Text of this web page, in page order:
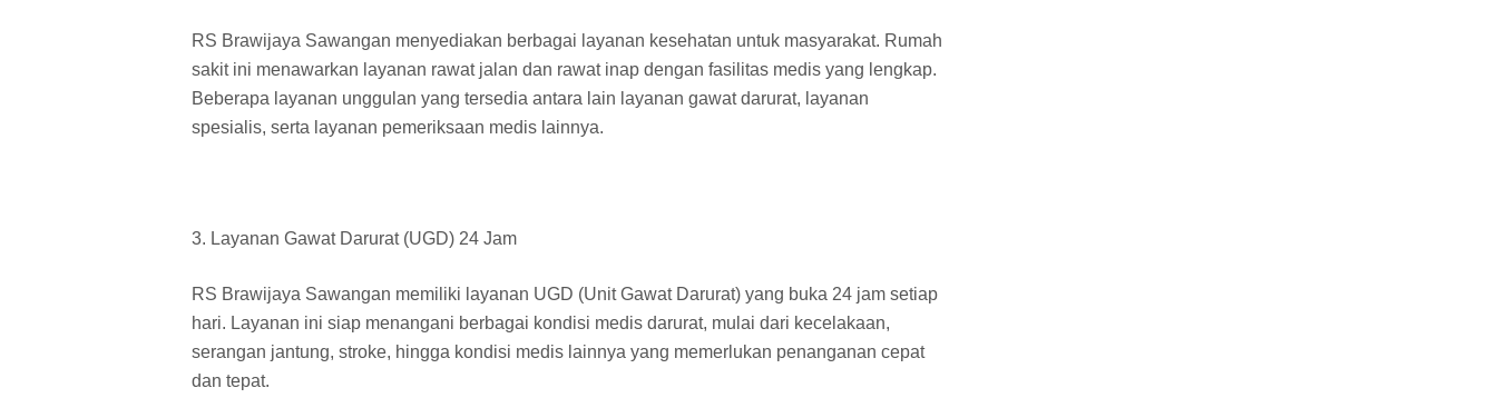
RS Brawijaya Sawangan menyediakan berbagai layanan kesehatan untuk masyarakat. Rumah
sakit ini menawarkan layanan rawat jalan dan rawat inap dengan fasilitas medis yang lengkap.
Beberapa layanan unggulan yang tersedia antara lain layanan gawat darurat, layanan
spesialis, serta layanan pemeriksaan medis lainnya.
3. Layanan Gawat Darurat (UGD) 24 Jam
RS Brawijaya Sawangan memiliki layanan UGD (Unit Gawat Darurat) yang buka 24 jam setiap
hari. Layanan ini siap menangani berbagai kondisi medis darurat, mulai dari kecelakaan,
serangan jantung, stroke, hingga kondisi medis lainnya yang memerlukan penanganan cepat
dan tepat.